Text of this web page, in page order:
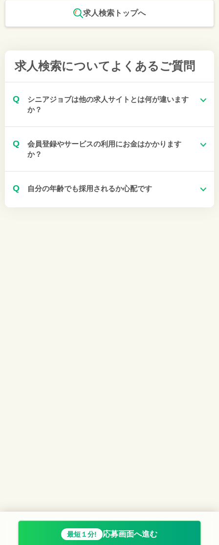
最短１分! 応募画面へ進む
求人検索トップへ
求人検索について よくあるご質問
Q
シニアジョブは他の求人サイトとは何が違います
か？
Q
会員登録やサービスの利用にお金はかかります
か？
Q 自分の年齢でも採用されるか心配です